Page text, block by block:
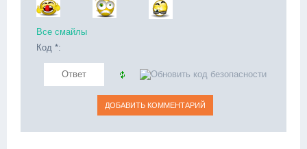
Все смайлы
Код *: